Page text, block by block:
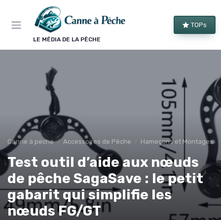
LE MÉDIA DE LA PÊCHE
TOPs
Canne à peche Accessoires de Pêche Hameçons et Montages
Test outil d’aide aux nœuds
de pêche SagaSave : le petit
gabarit qui simplifie les
nœuds FG/GT
Panneau de gestion des cookies